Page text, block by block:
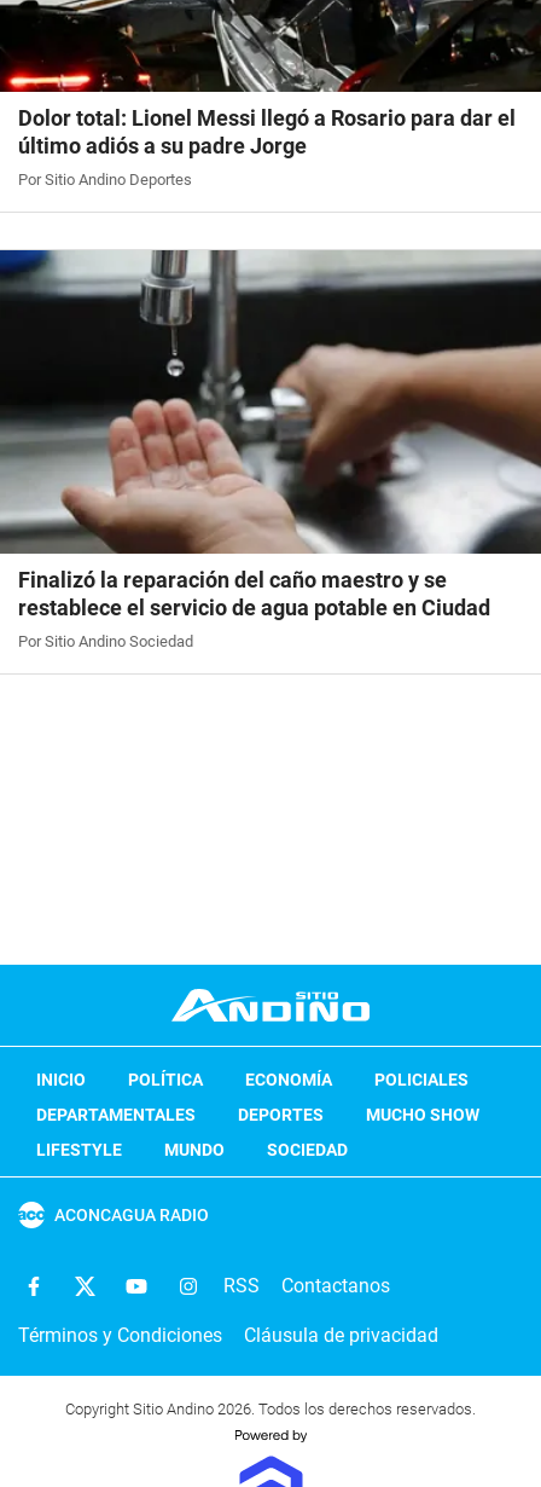
Dolor total: Lionel Messi llegó a Rosario para dar el
último adiós a su padre Jorge
Por Sitio Andino Deportes
Finalizó la reparación del caño maestro y se
restablece el servicio de agua potable en Ciudad
Por Sitio Andino Sociedad
INICIO POLÍTICA ECONOMÍA
POLICIALES
DEPARTAMENTALES
DEPORTES
MUCHO SHOW
LIFESTYLE
MUNDO SOCIEDAD
ACONCAGUA RADIO
RSS Contactanos
Términos y Condiciones Cláusula de privacidad
Copyright Sitio Andino 2026. Todos los derechos reservados.